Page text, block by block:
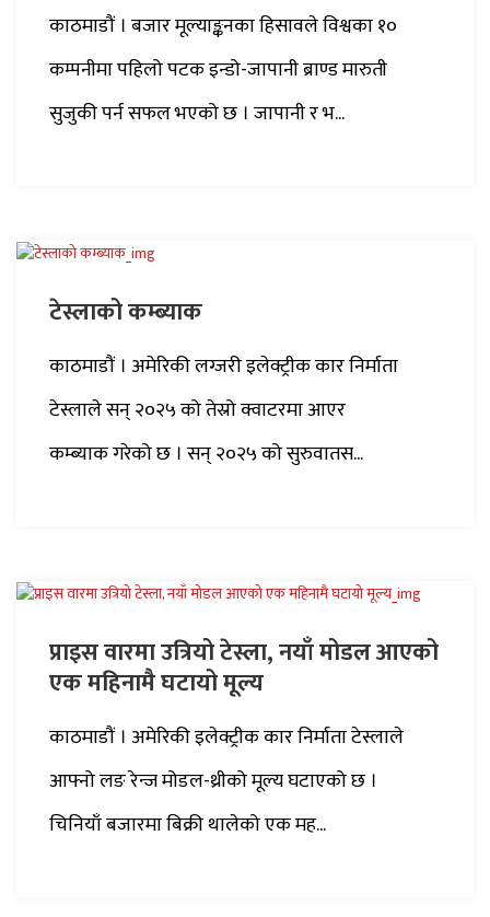
काठमाडौं । बजार मूल्याङ्कनका हिसावले विश्वका १०
कम्पनीमा पहिलो पटक इन्डो-जापानी ब्राण्ड मारुती
सुजुकी पर्न सफल भएको छ । जापानी र भ...
टेस्लाको कम्ब्याक
काठमाडौं । अमेरिकी लग्जरी इलेक्ट्रीक कार निर्माता
टेस्लाले सन् २०२५ को तेस्रो क्वाटरमा आएर
कम्ब्याक गरेको छ । सन् २०२५ को सुरुवातस...
प्राइस वारमा उत्रियो टेस्ला, नयाँ मोडल आएको
एक महिनामै घटायो मूल्य
काठमाडौं । अमेरिकी इलेक्ट्रीक कार निर्माता टेस्लाले
आफ्नो लङ रेन्ज मोडल-थ्रीको मूल्य घटाएको छ ।
चिनियाँ बजारमा बिक्री थालेको एक मह...